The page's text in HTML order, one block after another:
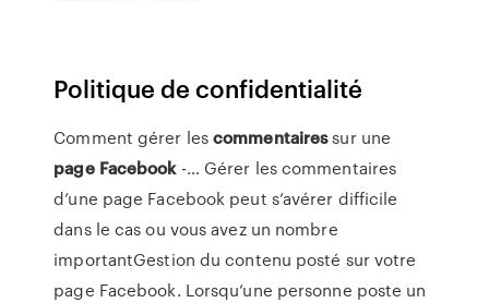
Politique de confidentialité
Comment gérer lescommentairessur une
page Facebook-… Gérer les commentaires
d’une page Facebook peut s’avérer difficile
dans le cas ou vous avez un nombre
importantGestion du contenu posté sur votre
page Facebook. Lorsqu’une personne poste un